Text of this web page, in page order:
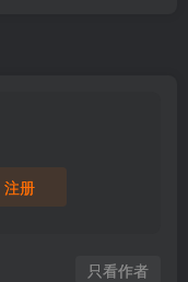
注册
只看作者